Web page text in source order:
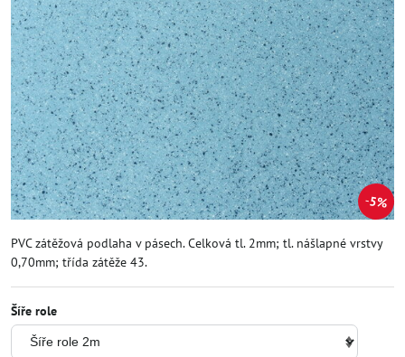
5%
PVC zátěžová podlaha v pásech. Celková tl. 2mm; tl. nášlapné vrstvy
0,70mm; třída zátěže 43.
Šíře role